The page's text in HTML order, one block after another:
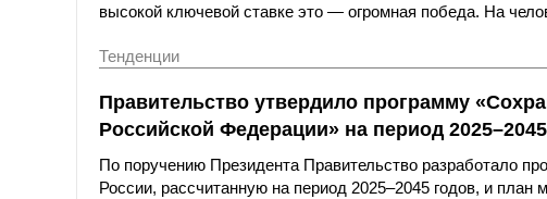
высокой ключевой ставке это — огромная победа. На
Тенденции
Правительство утвердило программу
Российской Федерации» на период
По поручению Президента Правительство разработало
России, рассчитанную на период 2025–2045 годов, и